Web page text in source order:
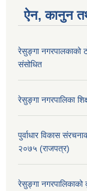
ऐन, कानुन
रेसुङ्गा नगरपालकाको
संसोधित
रेसुङ्गा नगरपालिका
पुर्वाधार विकास
२०७५ (राजपत्र)
रेसुङ्गा